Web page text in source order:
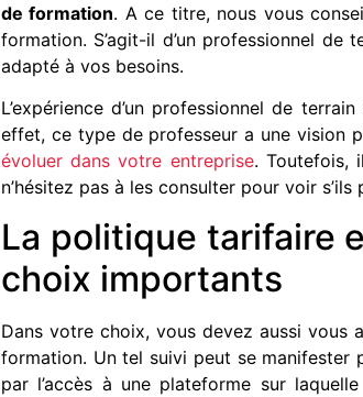
de formation. A ce titre, nous vous
formation. S’agit-il d’un professionnel
adapté à vos besoins.
L’expérience d’un professionnel de
effet, ce type de professeur a une vision
évoluer dans votre entreprise. Toutefois,
n’hésitez pas à les consulter pour voir
La politique tarifaire
choix importants
Dans votre choix, vous devez aussi vous
formation. Un tel suivi peut se
par l’accès à une plateforme sur